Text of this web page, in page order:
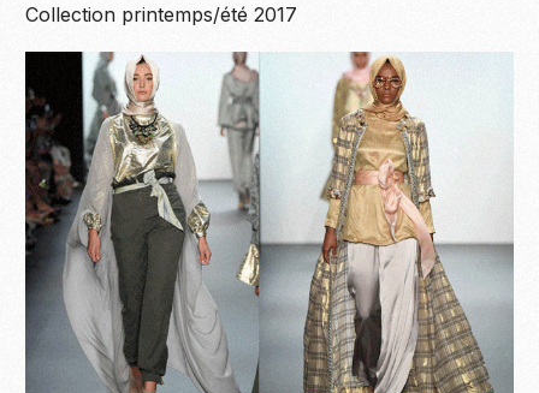
Collection printemps/été 2017